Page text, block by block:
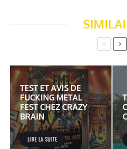
TEST ET AVIS DE
FUCKING METAL
FEST CHEZ CRAZY
BRAIN
LIRE LA SUITE